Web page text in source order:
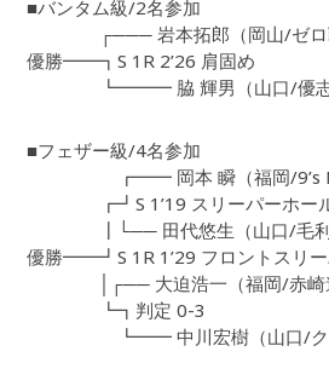
■バンタム級/2名参加
┌─── 岩本拓郎（岡山/ゼロ戦
優勝━━┓S 1R 2’26 肩固め
┗━━━ 脇 輝男（山口/優志
■フェザー級/4名参加
┏━━ 岡本 瞬（福岡/9’s
┏┛S 1’19 スリーパーホー
┃└── 田代悠生（山口/毛利
優勝━━┛S 1R 1’29 フロントスリー
│┌── 大迫浩一（福岡/赤崎道
┗┓判定 0-3
┗━━ 中川宏樹（山口/クラ